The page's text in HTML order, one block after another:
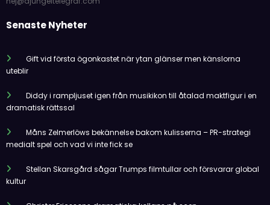
Senaste Nyheter
Gift vid första ögonkastet när ytan glänser men känslorna
uteblir
Diddy i rampljuset igen från musikikon till åtalad maktfigur i en
dramatisk rättssal
Måns Zelmerlöws bekännelse bakom kulisserna – PR-strategi
medialt spel och vad vi inte fick se
Stellan Skarsgård sågar Trumps filmtullar och försvarar global
kultur